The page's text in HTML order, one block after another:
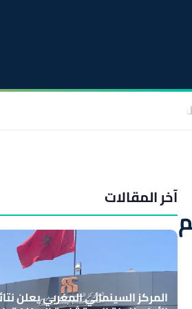
آخر المقالات
المركز السينمائي المغربي يعلن